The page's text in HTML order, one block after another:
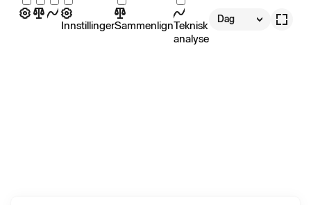
InnstillingerSammenlignTeknisk
analyse
Dag